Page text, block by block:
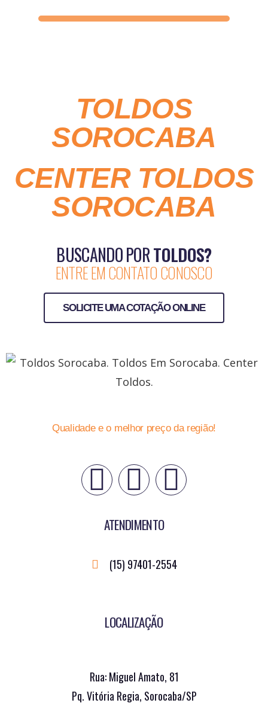
TOLDOS
SOROCABA
CENTER TOLDOS
SOROCABA
BUSCANDO PORTOLDOS?
ENTRE EM CONTATO CONOSCO
SOLICITE UMA COTAÇÃO ONLINE
Qualidade e o melhor preço da região!
ATENDIMENTO
(15) 97401-2554
LOCALIZAÇÃO
Rua: Miguel Amato, 81
Pq. Vitória Regia, Sorocaba/SP